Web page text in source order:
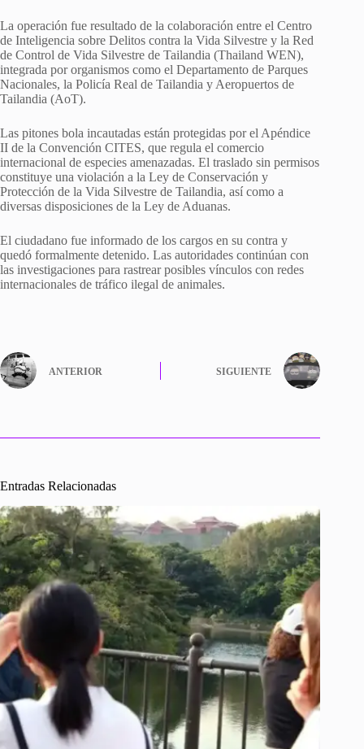
La operación fue resultado de la colaboración entre el Centro
de Inteligencia sobre Delitos contra la Vida Silvestre y la Red
de Control de Vida Silvestre de Tailandia (Thailand WEN),
integrada por organismos como el Departamento de Parques
Nacionales, la Policía Real de Tailandia y Aeropuertos de
Tailandia (AoT).
Las pitones bola incautadas están protegidas por el Apéndice
II de la Convención CITES, que regula el comercio
internacional de especies amenazadas. El traslado sin permisos
constituye una violación a la Ley de Conservación y
Protección de la Vida Silvestre de Tailandia, así como a
diversas disposiciones de la Ley de Aduanas.
El ciudadano fue informado de los cargos en su contra y
quedó formalmente detenido. Las autoridades continúan con
las investigaciones para rastrear posibles vínculos con redes
internacionales de tráfico ilegal de animales.
ANTERIOR SIGUIENTE
Entradas Relacionadas